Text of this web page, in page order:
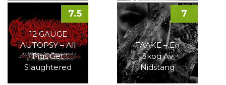
12 GAUGE
AUTOPSY – All
Pigs Get
Slaughtered
7.5
TAAKE – En
Skog Av
Nidstang
7